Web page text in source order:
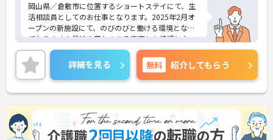
岡山県／倉敷市に位置するショートステイにて、生
活相談員としてのお仕事となります。2025年2月オ
ープンの新施設にて、のびのびと働ける環境となっ
ております！昇給や賞与のある充実した待遇となっ
ており、とてもやりがいのある環境となっておりま
す！
ご興味ある方は面接ポイントをお伝えしますので、
お気軽にお問い合わせください♪
詳細を見る 無料 紹介してもらう